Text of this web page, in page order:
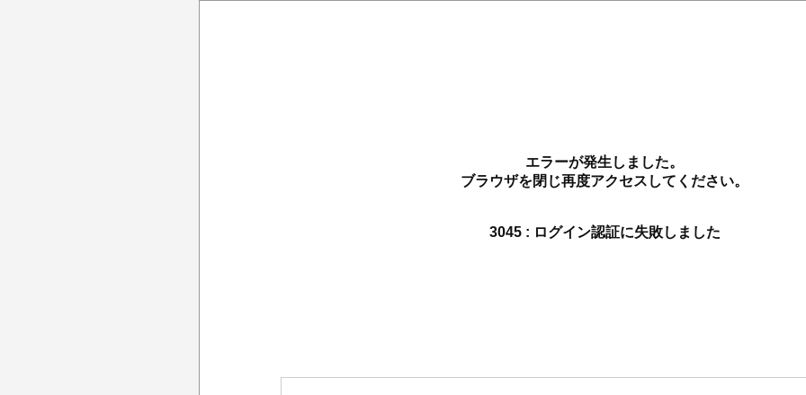
エラーが発生しました。
ブラウザを閉じ再度アクセスしてください。
3045 : ログイン認証に失敗しました